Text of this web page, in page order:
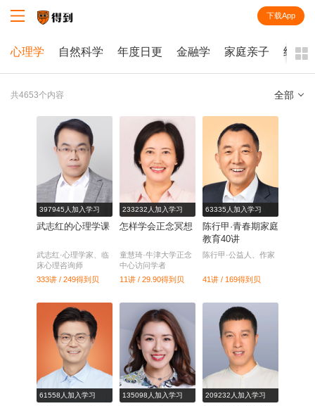
下载App
心理学 自然科学 年度日更 金融学 家庭亲子 经济
共4653个内容 全部
全部
课程
每天听本书
电子书
397945人加入学习
武志红的心理学课
武志红·心理学家、临
床心理咨询师
333讲 / 249得到贝
233232人加入学习
怎样学会正念冥想
童慧琦·牛津大学正念
中心访问学者
11讲 / 29.90得到贝
63335人加入学习
陈行甲·青春期家庭
教育40讲
陈行甲·公益人、作家
41讲 / 169得到贝
61558人加入学习 135098人加入学习 209232人加入学习